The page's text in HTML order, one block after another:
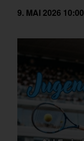
9. MAI 2026 10:00